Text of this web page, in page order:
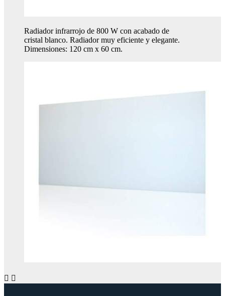
Radiador infrarrojo de 800 W con acabado de
cristal blanco. Radiador muy eficiente y elegante.
Dimensiones: 120 cm x 60 cm.
 